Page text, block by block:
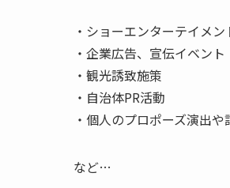
・ショーエンターテイメン
・企業広告、宣伝イベント
・観光誘致施策
・自治体PR活動
・個人のプロポーズ演出
など…